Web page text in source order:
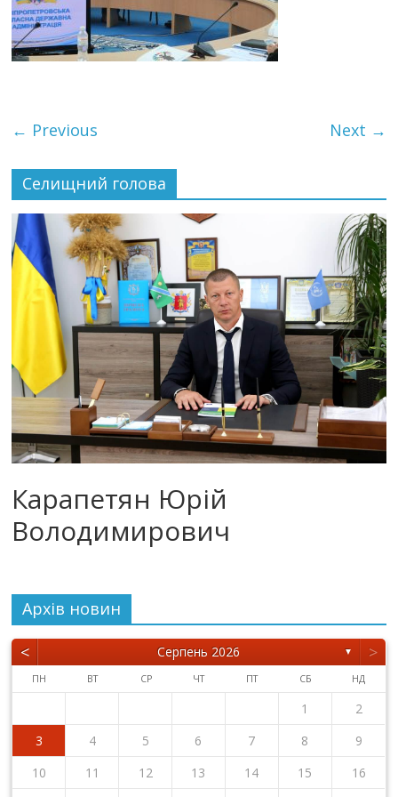
← Previous Next →
Селищний голова
Карапетян Юрій
Володимирович
Архiв новин
< Серпень 2026 ▼ >
ПН ВТ СР ЧТ ПТ СБ НД
1
2
3
4 5 6 7 8
9
10
11 12 13 14 15
16